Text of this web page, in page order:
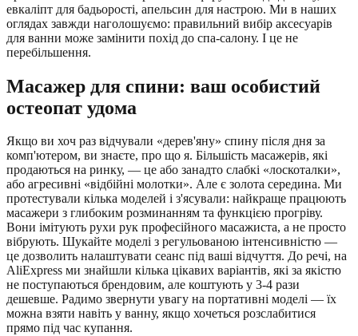
евкаліпт для бадьорості, апельсин для настрою. Ми в наших
оглядах завжди наголошуємо: правильний вибір аксесуарів
для ванни може замінити похід до спа-салону. І це не
перебільшення.
Масажер для спини: ваш особистий
остеопат удома
Якщо ви хоч раз відчували «дерев'яну» спину після дня за
комп'ютером, ви знаєте, про що я. Більшість масажерів, які
продаються на ринку, — це або занадто слабкі «лоскоталки»,
або агресивні «відбійні молотки». Але є золота середина. Ми
протестували кілька моделей і з'ясували: найкраще працюють
масажери з глибоким розминанням та функцією прогріву.
Вони імітують рухи рук професійного масажиста, а не просто
вібрують. Шукайте моделі з регульованою інтенсивністю —
це дозволить налаштувати сеанс під ваші відчуття. До речі, на
AliExpress ми знайшли кілька цікавих варіантів, які за якістю
не поступаються брендовим, але коштують у 3-4 рази
дешевше. Радимо звернути увагу на портативні моделі — їх
можна взяти навіть у ванну, якщо хочеться розслабитися
прямо під час купання.